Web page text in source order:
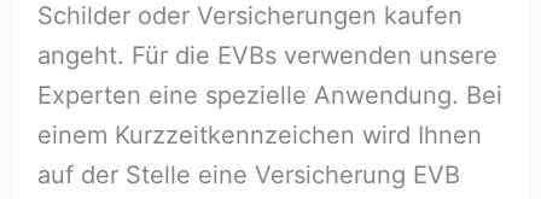
Schilder oder Versicherungen kaufen
angeht. Für die EVBs verwenden unsere
Experten eine spezielle Anwendung. Bei
einem Kurzzeitkennzeichen wird Ihnen
auf der Stelle eine Versicherung EVB